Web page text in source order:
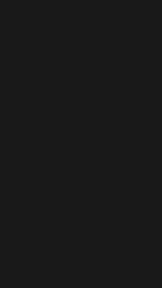
nueva ventana)
ventana)